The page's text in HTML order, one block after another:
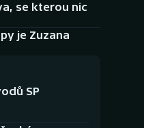
se kterou nic
je Zuzana
SP